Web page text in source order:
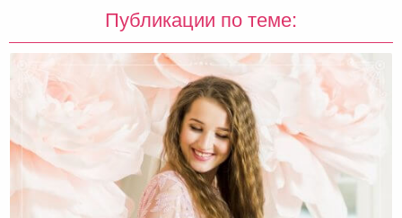
Публикации по теме: